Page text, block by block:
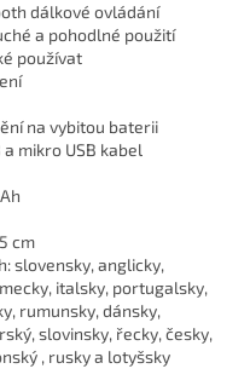
dálkové ovládání
a pohodlné použití
používat
na vybitou baterii
mikro USB kabel
cm
slovensky, anglicky,
italsky, portugalsky,
rumunsky, dánsky,
slovinsky, řecky, česky,
, rusky a lotyšsky